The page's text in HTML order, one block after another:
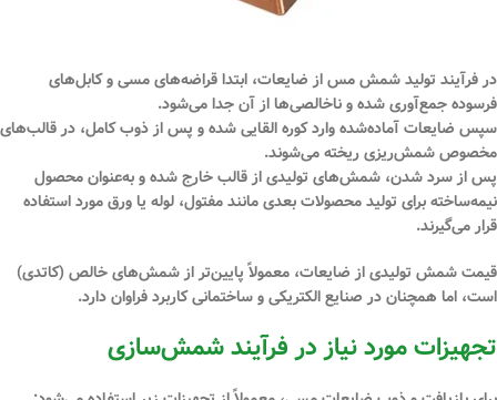
در فرآیند تولید شمش مس از ضایعات، ابتدا قراضه‌های مسی و کابل‌های
فرسوده جمع‌آوری شده و ناخالصی‌ها از آن جدا می‌شود.
سپس ضایعات آماده‌شده واردکوره القاییشده و پس از ذوب کامل، درقالب‌های
مخصوص شمش‌ریزیریخته می‌شوند.
پس از سرد شدن، شمش‌های تولیدی از قالب خارج شده و به‌عنوانمحصول
نیمه‌ساختهبرای تولید محصولات بعدی مانند مفتول، لوله یا ورق مورد استفاده
قرار می‌گیرند.
قیمت شمش تولیدی از ضایعات، معمولاً پایین‌تر از شمش‌های خالص (کاتدی)
است، اما همچنان در صنایع الکتریکی و ساختمانی کاربرد فراوان دارد.
تجهیزات مورد نیاز در فرآیند شمش‌سازی